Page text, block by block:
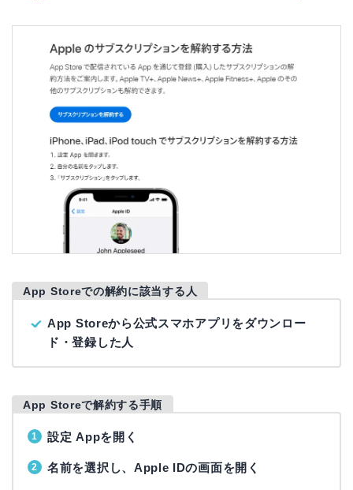
App Storeでの解約に該当する人
App Storeから公式スマホアプリをダウンロー
ド・登録した人
App Storeで解約する手順
設定 Appを開く
名前を選択し、Apple IDの画面を開く